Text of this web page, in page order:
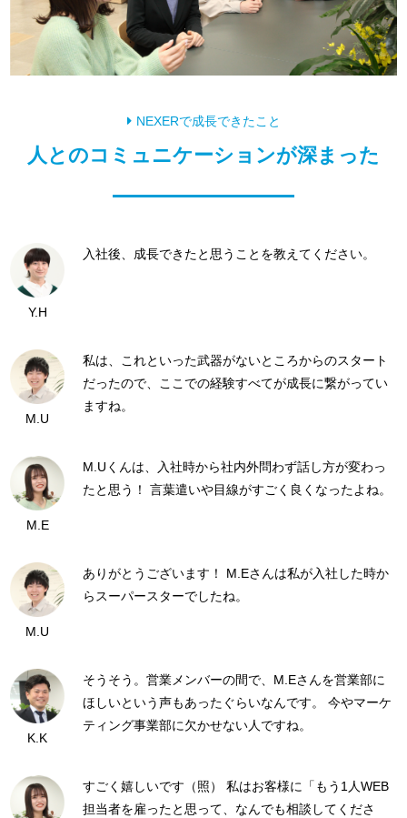
NEXERで成長できたこと
人とのコミュニケーションが深まった
Y.H
入社後、成長できたと思うことを教えてください。
M.U
私は、これといった武器がないところからのスタート
だったので、ここでの経験すべてが成長に繋がってい
ますね。
M.E
M.Uくんは、入社時から社内外問わず話し方が変わっ
たと思う！ 言葉遣いや目線がすごく良くなったよね。
M.U
ありがとうございます！ M.Eさんは私が入社した時か
らスーパースターでしたね。
K.K
そうそう。営業メンバーの間で、M.Eさんを営業部に
ほしいという声もあったぐらいなんです。 今やマーケ
ティング事業部に欠かせない人ですね。
すごく嬉しいです（照） 私はお客様に「もう1人WEB
担当者を雇ったと思って、なんでも相談してくださ